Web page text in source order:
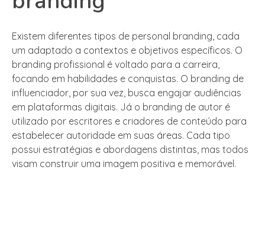
Existem diferentes tipos de personal branding, cada
um adaptado a contextos e objetivos específicos. O
branding profissional é voltado para a carreira,
focando em habilidades e conquistas. O branding de
influenciador, por sua vez, busca engajar audiências
em plataformas digitais. Já o branding de autor é
utilizado por escritores e criadores de conteúdo para
estabelecer autoridade em suas áreas. Cada tipo
possui estratégias e abordagens distintas, mas todos
visam construir uma imagem positiva e memorável.